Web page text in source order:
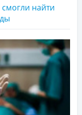
найти